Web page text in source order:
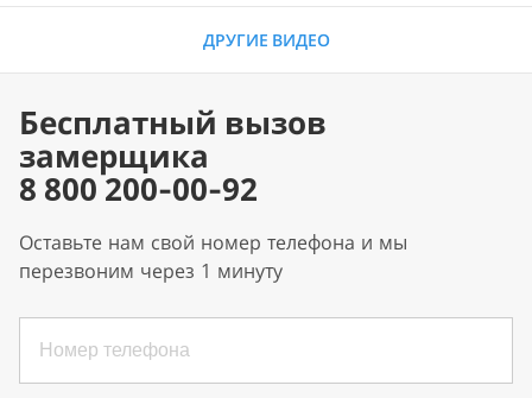
ДРУГИЕ ВИДЕО
Бесплатный вызов
замерщика
8 800 200-00-92
Оставьте нам свой номер телефона и мы
перезвоним через 1 минуту